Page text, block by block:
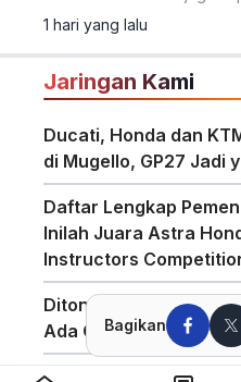
dua unit double decker
Scania K450CB untuk
premium.
1 hari yang lalu
Jaringan Kami
Ducati, Honda dan
di Mugello, GP27 Jadi
Daftar Lengkap
Inilah Juara Astra
Instructors
Diton Bawa Empat
Ada Compound
Yamaha Fokus
Bagikan